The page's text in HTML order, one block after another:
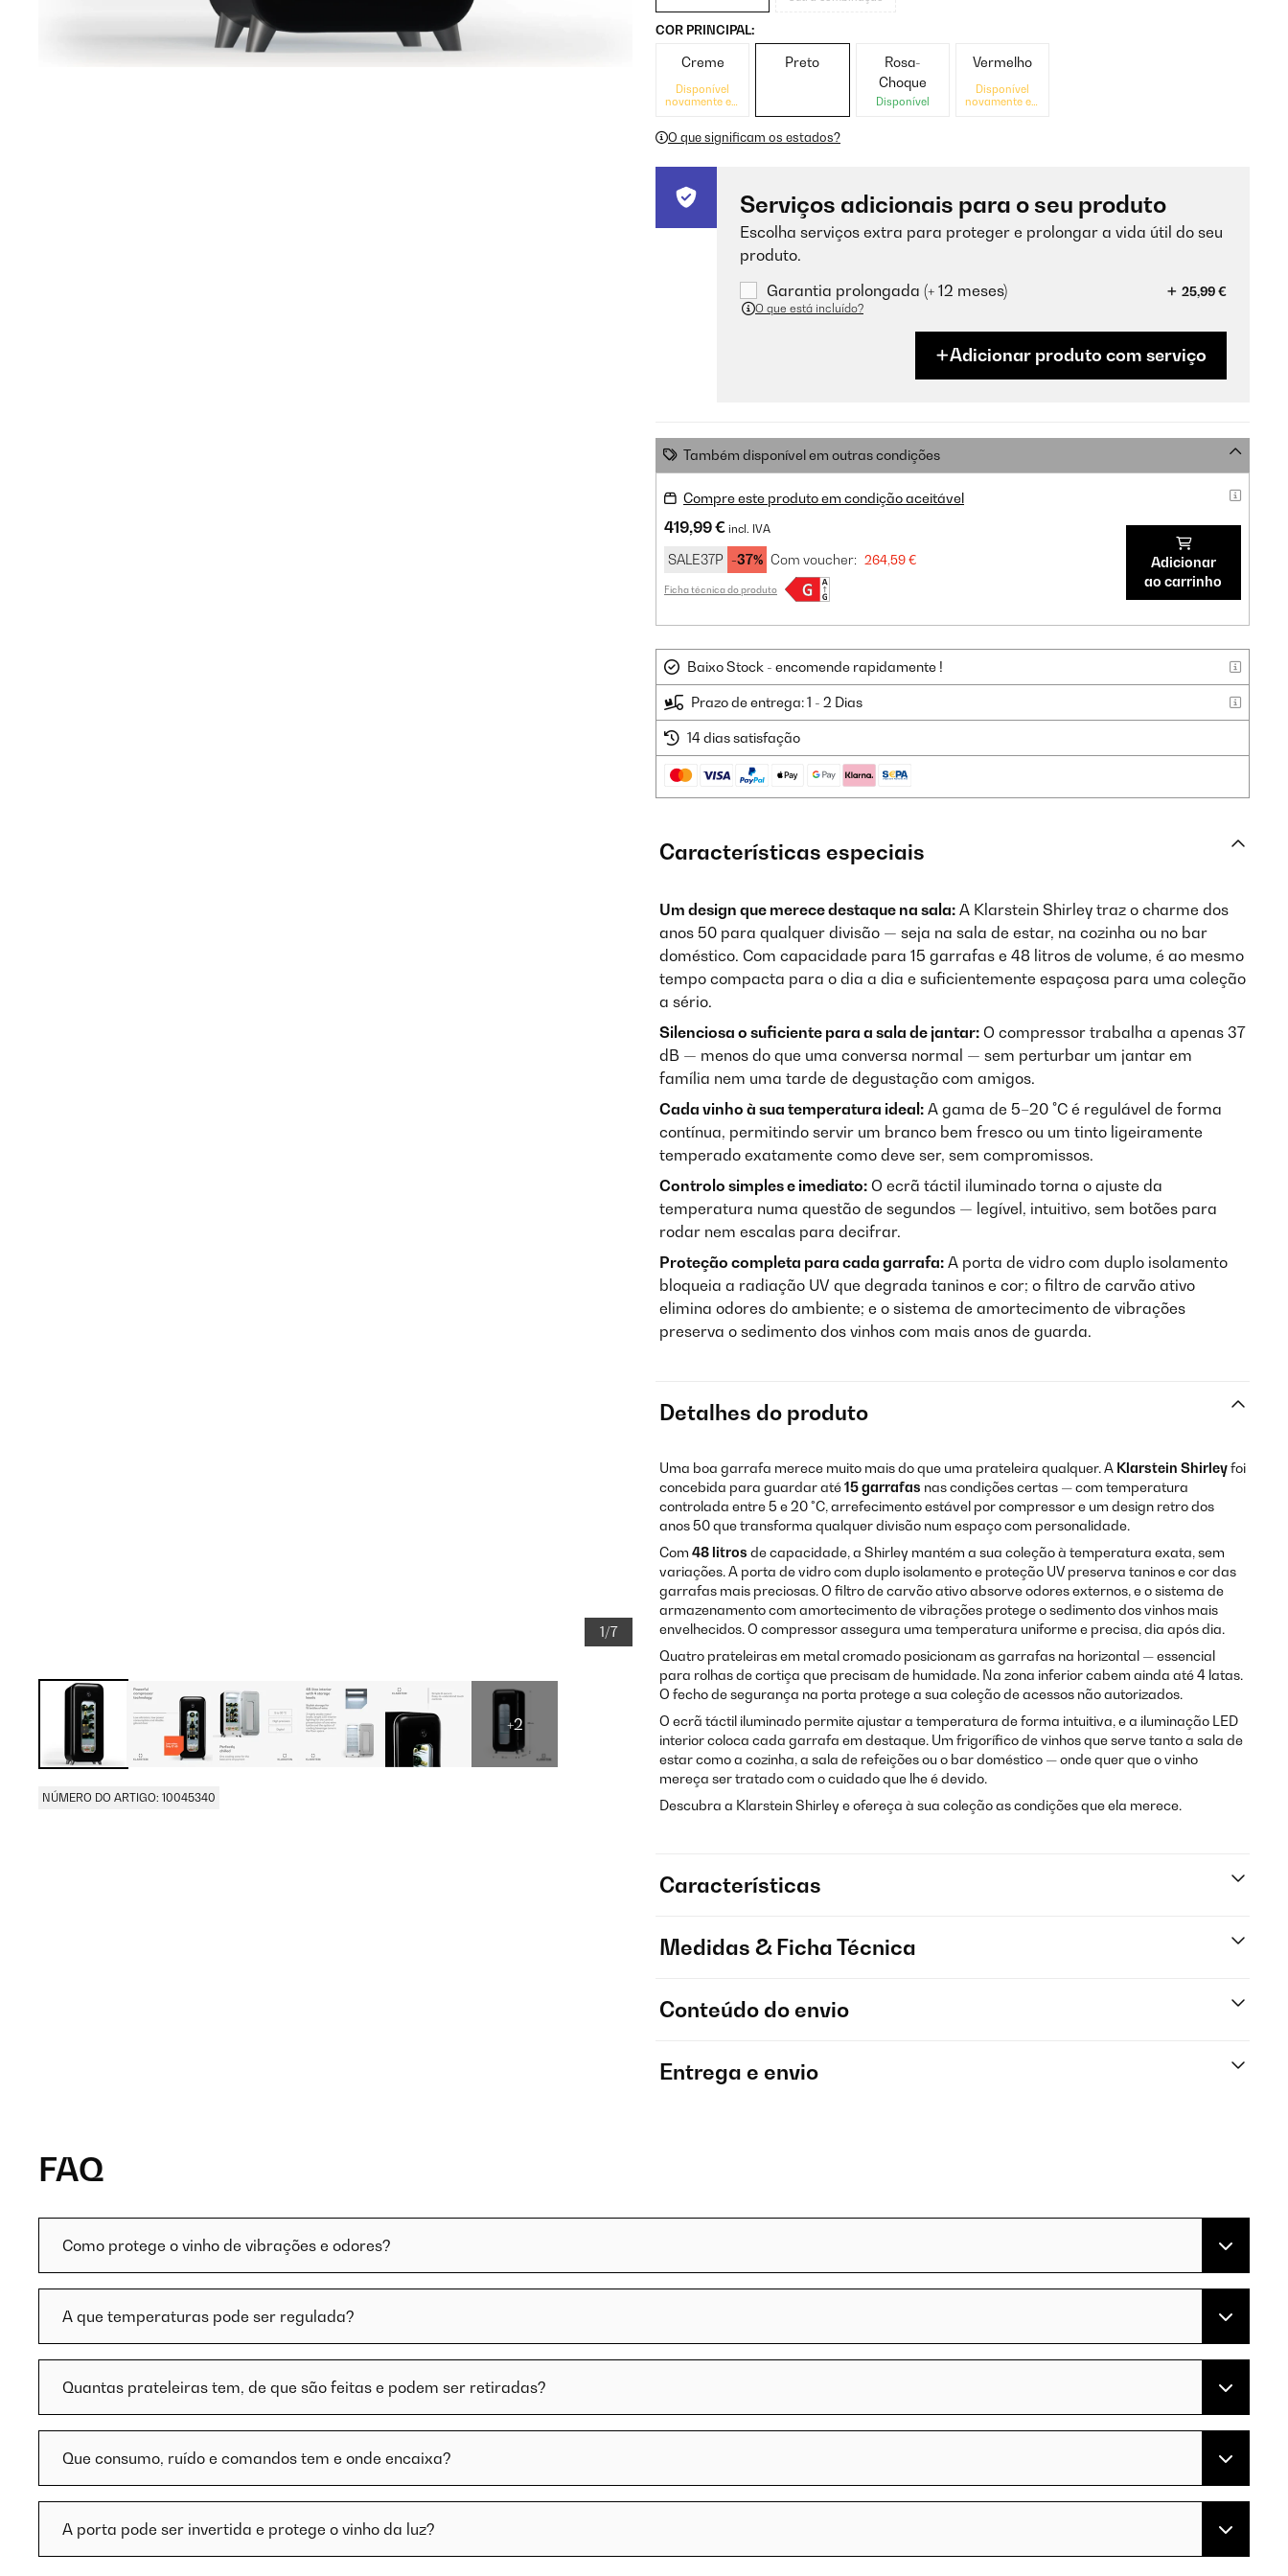
1/7
+2
NÚMERO DO ARTIGO: 10045340
COR PRINCIPAL:
Creme
Disponível
novamente em
Preto
Rosa-
Choque
Disponível
Vermelho
Disponível
novamente em
O que significam os estados?
Serviços adicionais para o seu produto
Escolha serviços extra para proteger e prolongar a vida útil do seu
produto.
Garantia prolongada (+ 12 meses)
25,99 €
O que está incluído?
Adicionar produto com serviço
Também disponível em outras condições
Compre este produto em condição aceitável
419,99 € incl. IVA
SALE37P -37% Com voucher: 264,59 €
Ficha técnica do produto
Adicionar
ao carrinho
Baixo Stock - encomende rapidamente !
Prazo de entrega: 1 - 2 Dias
14 dias satisfação
Características especiais
Um design que merece destaque na sala: A Klarstein Shirley traz o charme dos
anos 50 para qualquer divisão — seja na sala de estar, na cozinha ou no bar
doméstico. Com capacidade para 15 garrafas e 48 litros de volume, é ao mesmo
tempo compacta para o dia a dia e suficientemente espaçosa para uma coleção
a sério.
Silenciosa o suficiente para a sala de jantar: O compressor trabalha a apenas 37
dB — menos do que uma conversa normal — sem perturbar um jantar em
família nem uma tarde de degustação com amigos.
Cada vinho à sua temperatura ideal: A gama de 5–20 °C é regulável de forma
contínua, permitindo servir um branco bem fresco ou um tinto ligeiramente
temperado exatamente como deve ser, sem compromissos.
Controlo simples e imediato: O ecrã táctil iluminado torna o ajuste da
temperatura numa questão de segundos — legível, intuitivo, sem botões para
rodar nem escalas para decifrar.
Proteção completa para cada garrafa: A porta de vidro com duplo isolamento
bloqueia a radiação UV que degrada taninos e cor; o filtro de carvão ativo
elimina odores do ambiente; e o sistema de amortecimento de vibrações
preserva o sedimento dos vinhos com mais anos de guarda.
Detalhes do produto
Uma boa garrafa merece muito mais do que uma prateleira qualquer. A Klarstein Shirleyfoi
concebida para guardar até15 garrafas nas condições certas — com temperatura
controlada entre 5 e 20 °C, arrefecimento estável por compressor e um design retro dos
anos 50 que transforma qualquer divisão num espaço com personalidade.
Com 48 litros de capacidade, a Shirley mantém a sua coleção à temperatura exata, sem
variações. A porta de vidro com duplo isolamento e proteção UV preserva taninos e cor das
garrafas mais preciosas. O filtro de carvão ativo absorve odores externos, e o sistema de
armazenamento com amortecimento de vibrações protege o sedimento dos vinhos mais
envelhecidos. O compressor assegura uma temperatura uniforme e precisa, dia após dia.
Quatro prateleiras em metal cromado posicionam as garrafas na horizontal — essencial
para rolhas de cortiça que precisam de humidade. Na zona inferior cabem ainda até 4 latas.
O fecho de segurança na porta protege a sua coleção de acessos não autorizados.
O ecrã táctil iluminado permite ajustar a temperatura de forma intuitiva, e a iluminação LED
interior coloca cada garrafa em destaque. Um frigorífico de vinhos que serve tanto a sala de
estar como a cozinha, a sala de refeições ou o bar doméstico — onde quer que o vinho
mereça ser tratado com o cuidado que lhe é devido.
Descubra a Klarstein Shirley e ofereça à sua coleção as condições que ela merece.
Características
Medidas & Ficha Técnica
Conteúdo do envio
Entrega e envio
FAQ
Como protege o vinho de vibrações e odores?
A que temperaturas pode ser regulada?
Quantas prateleiras tem, de que são feitas e podem ser retiradas?
Que consumo, ruído e comandos tem e onde encaixa?
A porta pode ser invertida e protege o vinho da luz?